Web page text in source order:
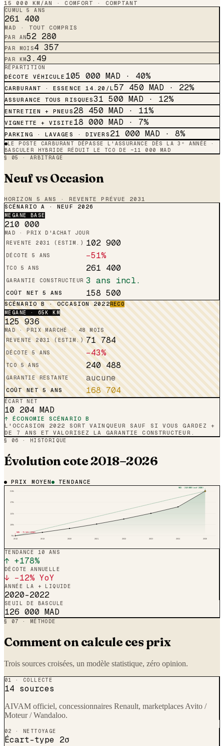
15 000 KM/AN · COMFORT · COMPTANT
CUMUL 5 ANS
261 400
MAD · TOUT COMPRIS
PAR AN52 280
PAR MOIS4 357
PAR KM3.49
RÉPARTITION
DÉCOTE VÉHICULE 105 000 MAD · 40%
CARBURANT · ESSENCE 14.20/L57 450 MAD · 22%
ASSURANCE TOUS RISQUES31 500 MAD · 12%
ENTRETIEN + PNEUS 28 450 MAD · 11%
VIGNETTE + VISITE 18 000 MAD · 7%
PARKING · LAVAGES · DIVERS 21 000 MAD · 8%
LE POSTE CARBURANT DÉPASSE L'ASSURANCE DÈS LA 3ᵉ ANNÉE ·
BASCULER HYBRIDE RÉDUIT LE TCO DE ~11 000 MAD
§ 05 · ARBITRAGE
Neuf vs Occasion
HORIZON 5 ANS · REVENTE PRÉVUE 2031
SCÉNARIO A · NEUF 2026
MEGANE BASE
210 000
MAD · PRIX D'ACHAT JOUR
REVENTE 2031 (ESTIM.)
102 900
DÉCOTE 5 ANS −51%
TCO 5 ANS 261 400
GARANTIE CONSTRUCTEUR 3 ans incl.
COÛT NET 5 ANS 158 500
SCÉNARIO B · OCCASION 2022RECO
MEGANE
· 65K KM
125 936
MAD · PRIX MARCHÉ · 48 MOIS
REVENTE 2031 (ESTIM.) 71 784
DÉCOTE 5 ANS −43%
TCO 5 ANS 240 488
GARANTIE RESTANTE aucune
COÛT NET 5 ANS 168 704
ÉCART NET
10 204 MAD
↑ ÉCONOMIE SCÉNARIO B
L'OCCASION 2022 SORT VAINQUEUR SAUF SI VOUS GARDEZ +
DE 7 ANS ET VALORISEZ LA GARANTIE CONSTRUCTEUR.
§ 06 · HISTORIQUE
Évolution cote 2018–2026
PRIX MOYEN TENDANCE
210k
176k
143k
109k
76 k
2018
2019 2020 2021 2022 2023 2024 2026
MIN ·75 523(2018)
MAX ·210 000(neuf 2026)
TENDANCE 10 ANS
↑ +178%
DÉCOTE ANNUELLE
↓ −12% YoY
ANNÉE LA + LIQUIDE
2020–2022
SEUIL DE BASCULE
126 000 MAD
§ 07 · MÉTHODE
Comment on calcule ces prix
Trois sources croisées, un modèle statistique, zéro opinion.
01 · COLLECTE
14 sources
AIVAM officiel, concessionnaires Renault, marketplaces Avito /
Moteur / Wandaloo.
02 · NETTOYAGE
Écart-type 2σ